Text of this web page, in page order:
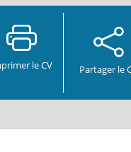
le CV Partager le